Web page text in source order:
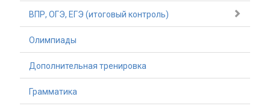
ВПР, ОГЭ, ЕГЭ (итоговый контроль)
Олимпиады
Дополнительная тренировка
Грамматика